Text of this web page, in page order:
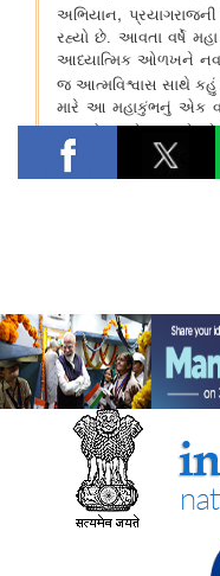
13वीं ब्रिक्स शिक्षा
के प्रति भारत की जन-
प्रतिबद्धता दोहराई
पर्यावरण, वन एवं जलवायु
केंद्रीय पर्यावरण मंत्री
स्‍वास्‍थ्‍य एवं परिवार कल्‍याण
परिवारों के स्वास्थ्य सेवा
के लिए उठाए गए कदम
देश में चिकित्सा शिक्षा
राष्ट्रीय स्वास्थ्य
और रजिस्टर सेवा द्वारा